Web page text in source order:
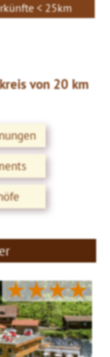
< 25km
von 20 km
★★★★